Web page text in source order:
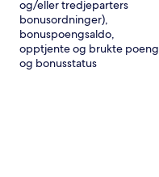
og/eller tredjeparters
bonusordninger),
bonuspoengsaldo,
opptjente og brukte poeng
og bonusstatus